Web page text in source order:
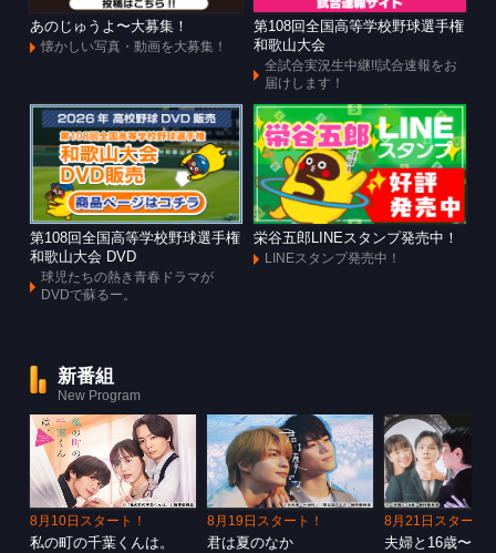
あのじゅうよ〜大募集！
懐かしい写真・動画を大募集！
第108回全国高等学校野球選手権
和歌山大会
全試合実況生中継!!試合速報をお
届けします！
第108回全国高等学校野球選手権
和歌山大会 DVD
球児たちの熱き青春ドラマが
DVDで蘇るー。
栄谷五郎LINEスタンプ発売中！
LINEスタンプ発売中！
新番組
New Program
8月10日スタート！
私の町の千葉くんは。
8月19日スタート！
君は夏のなか
8月21日スタート
夫婦と16歳〜狂